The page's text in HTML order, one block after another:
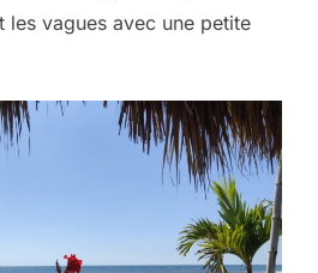
les vagues avec une petite